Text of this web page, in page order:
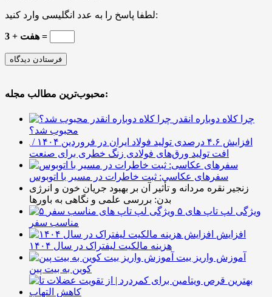
لطفا پاسخ را به عدد انگلیسی وارد کنید:
هفت + 3 =
محبوب‌ترین مطالب مجله:
چرا کلاه دوباره انقدر
محبوب شد؟
افزایش ۴.۶ درصدی تولید فولاد ایران در فروردین ۱۴۰۴ /
افت تولید ورق‌های فولادی زنگ خطری برای صنعت
سفرهای عکاسی: ثبت خاطرات در مسیر با اتوبوس
زنجیر نقره مردانه و تأثیر آن بر بهبود جریان خون و انرژی
بدن: بررسی علمی و نگاهی به باورها
۵ ویژگی لپ تاپ های
مناسب سفر
افزایش
هزینه مالکیت لیفتراک در سال ۱۴۰۴
آموزش واریز بیت
کوین به بیت پین